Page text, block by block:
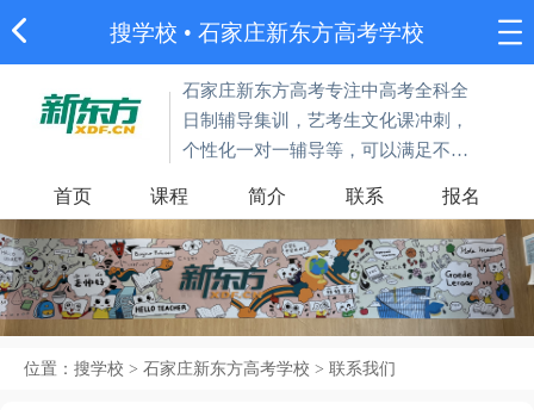
搜学校 • 石家庄新东方高考学校
石家庄新东方高考专注中高考全科全
日制辅导集训，艺考生文化课冲刺，
个性化一对一辅导等，可以满足不同
首页 课程 简介 联系 报名
位置： 搜学校 > 石家庄新东方高考学校 > 联系我们